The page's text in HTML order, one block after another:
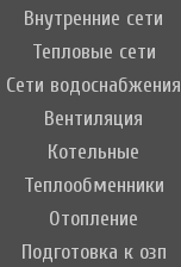
Внутренние сети
Тепловые сети
Сети водоснабжения
Вентиляция
Котельные
Теплообменники
Отопление
Подготовка к озп